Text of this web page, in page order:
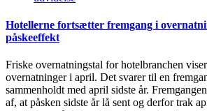
Hotellerne fortsætter fremgang i
påskeeffekt
Friske overnatningstal for hotelbranchen
overnatninger i april. Det svarer til en
sammenholdt med april sidste år.
af, at påsken sidste år lå sent og derfor trak